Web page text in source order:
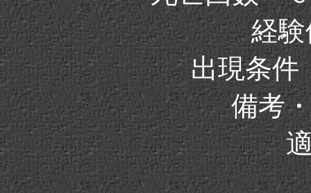
経験
出現条件
備考